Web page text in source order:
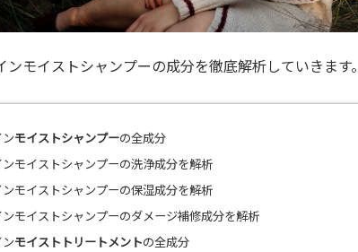
モイストシャンプーの成分を徹底解析していきます。
ンモイストシャンプーの全成分
モイストシャンプーの洗浄成分を解析
モイストシャンプーの保湿成分を解析
モイストシャンプーのダメージ補修成分を解析
ンモイストトリートメントの全成分